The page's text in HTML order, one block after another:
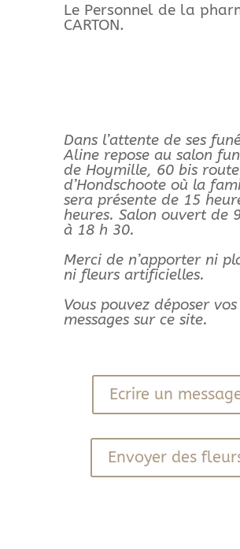
Le Personnel de la
CARTON.
Dans l’attente de ses
Aline repose au salon
de Hoymille, 60 bis route
d’Hondschoote où la
sera présente de 15
heures. Salon ouvert de
à 18 h 30.
Merci de n’apporter ni
ni fleurs artificielles.
Vous pouvez déposer vos
messages sur ce site.
Ecrire un
Envoyer des